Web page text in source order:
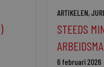
ARTIKELEN,
STEEDS
6 februari 2026